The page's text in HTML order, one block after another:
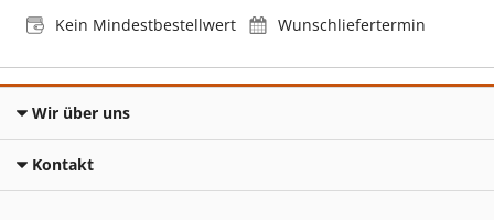
Kein Mindestbestellwert
Wunschliefertermin
Wir über uns
Kontakt